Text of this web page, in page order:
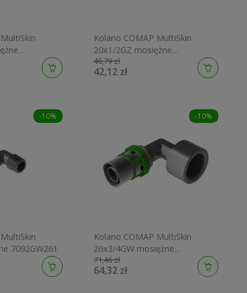
Kolano COMAP MultiSkin
20x1/2GZ mosiężne
7092GW2012
46,79 zł
42,12 zł
-10%
7092GW261
-10%
Kolano COMAP MultiSkin
26x3/4GW mosiężne
7090GW2634
71,46 zł
64,32 zł